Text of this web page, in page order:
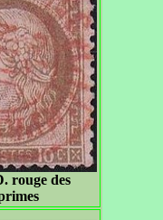
rouge des